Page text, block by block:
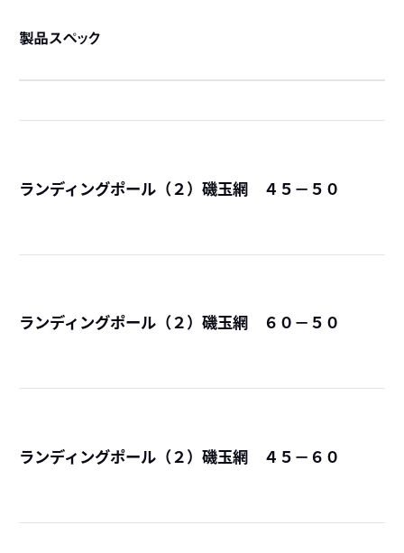
製品スペック
ランディングポール（２）磯玉網 ４５－５０
ランディングポール（２）磯玉網 ６０－５０
ランディングポール（２）磯玉網 ４５－６０